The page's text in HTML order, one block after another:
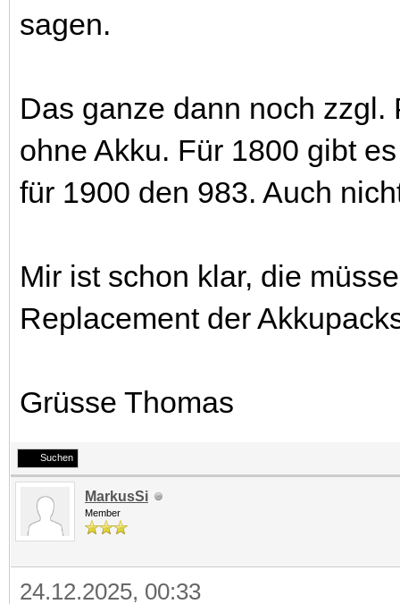
sagen.
Das ganze dann noch
ohne Akku. Für 1800 gibt
für 1900 den 983. Auch
Mir ist schon klar, die
Replacement der
Grüsse Thomas
Suchen
MarkusSi
Member
24.12.2025, 00:33